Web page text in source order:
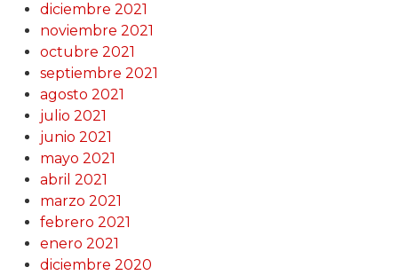
diciembre 2021
noviembre 2021
octubre 2021
septiembre 2021
agosto 2021
julio 2021
junio 2021
mayo 2021
abril 2021
marzo 2021
febrero 2021
enero 2021
diciembre 2020